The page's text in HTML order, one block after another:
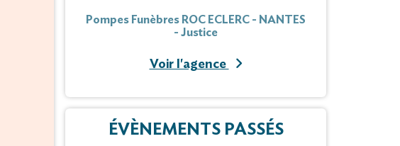
Pompes Funèbres ROC ECLERC - NANTES
- Justice
Voir l'agence
ÉVÈNEMENTS PASSÉS